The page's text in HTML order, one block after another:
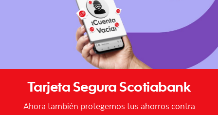
Tarjeta Segura Scotiabank
Ahora también protegemos tus ahorros contra